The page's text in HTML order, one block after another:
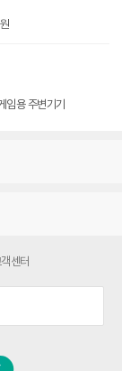
용 주변기기
센터